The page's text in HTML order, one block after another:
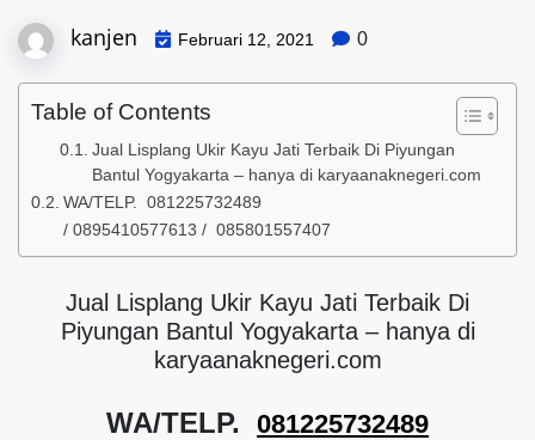
kanjen Februari 12, 2021 0
Table of Contents
Jual Lisplang Ukir Kayu Jati Terbaik Di Piyungan
Bantul Yogyakarta – hanya di karyaanaknegeri.com
WA/TELP. 081225732489
/ 0895410577613 / 085801557407
Jual Lisplang Ukir Kayu Jati Terbaik Di
Piyungan Bantul Yogyakarta – hanya di
karyaanaknegeri.com
WA/TELP. 081225732489